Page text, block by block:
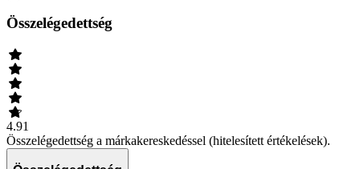
Összelégedettség
4.91
Összelégedettség a márkakereskedéssel (hitelesített értékelések).